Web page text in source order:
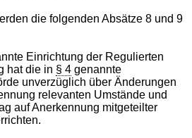
die folgenden Absätze 8 und 9
Einrichtung der Regulierten
hat die in § 4genannte
unverzüglich über Änderungen
relevanten Umstände und
auf Anerkennung mitgeteilter